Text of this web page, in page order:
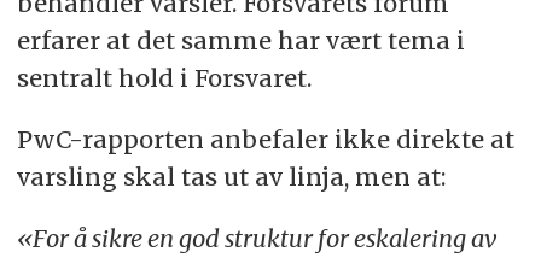
konkrete situasjonen varselet gjelder, inkludert
arbeid av forebyggende karakter.
arbeidsgiversporet når FMPA (Forsvarets
militærpolitiavdeling) eller politiet foretar
varsler om kritikkverdige forhold.
erfarer at det samme har vært tema i
sentralt hold i Forsvaret.
PwC-rapporten anbefaler ikke direkte at
varsling skal tas ut av linja, men at:
«For å sikre en god struktur for eskalering av